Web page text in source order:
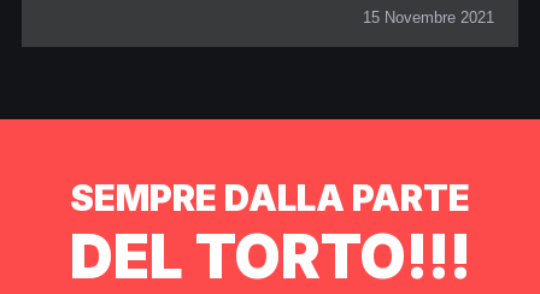
15 Novembre 2021
SEMPRE DALLA PARTE
DEL TORTO!!!